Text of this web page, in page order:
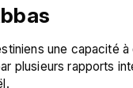
une capacité
plusieurs rapports